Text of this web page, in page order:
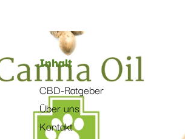
Inhalt
CBD-Ratgeber
Über uns
Kontakt